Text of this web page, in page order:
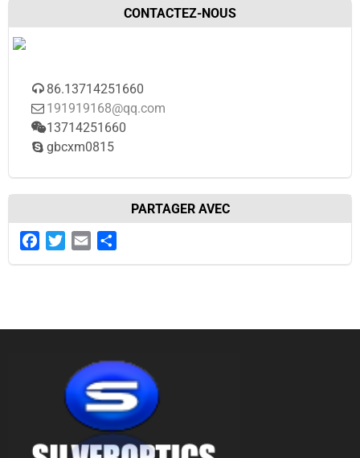
BLOG
DE
CAS
CONTACTEZ-
CONTACTEZ-NOUS
 86.13714251660
 191919168@qq.com
13714251660
 gbcxm0815
PARTAGER AVEC
FacebookTwitterEmail